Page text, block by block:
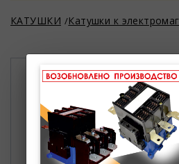
КАТУШКИ Катушки к